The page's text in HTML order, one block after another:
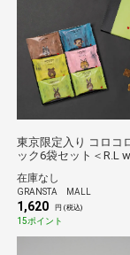
東京限定入り コロコ
ック6袋セット＜R.L
在庫なし
GRANSTA MALL
1,620 円 (税込)
15ポイント